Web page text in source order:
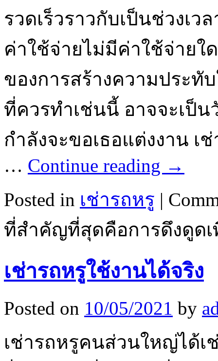
รวดเร็วราวกับเป็นช่วงเ
ค่าใช้จ่ายไม่มีค่าใช้จ่ายใ
ของการสร้างความประทั
ที่ควรทำเช่นนี้ อาจจะเป็
กำลังจะขอเธอแต่งงาน เ
… Continue reading →
Posted in เช่ารถหรู |
ที่สำคัญที่สุดคือการดึงดูดเ
เช่ารถหรูใช้งานได้จริง
Posted on 10/05/2021 by
เช่ารถหรูคนส่วนใหญ่ได้เ